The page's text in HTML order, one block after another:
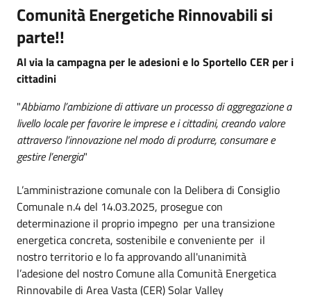
Comunità Energetiche Rinnovabili si
parte!!
Al via la campagna per le adesioni e lo Sportello CER per i
cittadini
"Abbiamo l’ambizione di attivare un processo di aggregazione a
livello locale per favorire le imprese e i cittadini, creando valore
attraverso l’innovazione nel modo di produrre, consumare e
gestire l’energia"
L’amministrazione comunale con la Delibera di Consiglio
Comunale n.4 del 14.03.2025, prosegue con
determinazione il proprio impegno per una transizione
energetica concreta, sostenibile e conveniente per il
nostro territorio e lo fa approvando all'unanimità
l’adesione del nostro Comune alla Comunità Energetica
Rinnovabile di Area Vasta (CER) Solar Valley